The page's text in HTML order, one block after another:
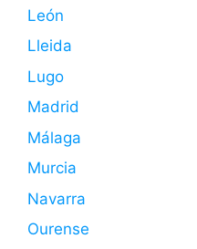
León
Lleida
Lugo
Madrid
Málaga
Murcia
Navarra
Ourense